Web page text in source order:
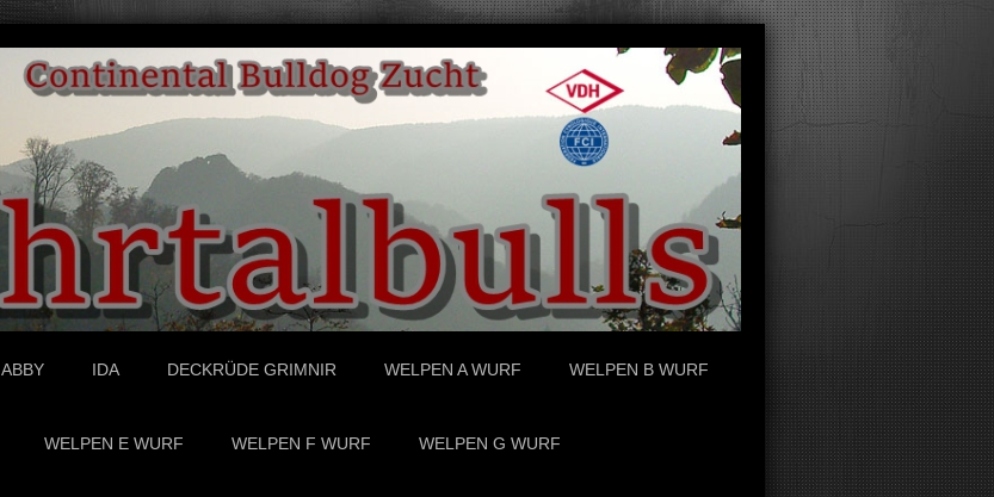
ABBY IDA DECKRÜDE GRIMNIR WELPEN A WURF WELPEN B WURF
WELPEN E WURF WELPEN F WURF WELPEN G WURF